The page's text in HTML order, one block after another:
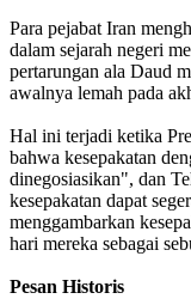
Para pejabat Iran
dalam sejarah negeri
pertarungan ala Daud
awalnya lemah pada
Hal ini terjadi ketika
bahwa kesepakatan
dinegosiasikan", dan
kesepakatan dapat
menggambarkan
hari mereka sebagai
Pesan Historis